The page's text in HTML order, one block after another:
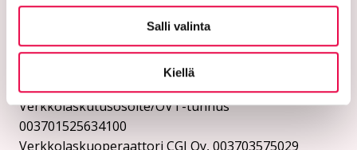
Salli valinta
Kiellä
003701525634694
Verkkolaskuoperaattori CGI Oy, 003703575029
Kaupungin y-tunnus 0152563-4
Rii­hi­mäen Vesi:
Verkkolaskutusosoite/OVT-tunnus
003701525634100
Verkkolaskuoperaattori CGI Oy, 003703575029